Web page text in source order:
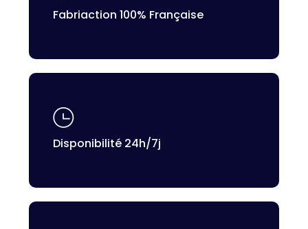
Fabriaction 100% Française
Disponibilité 24h/7j